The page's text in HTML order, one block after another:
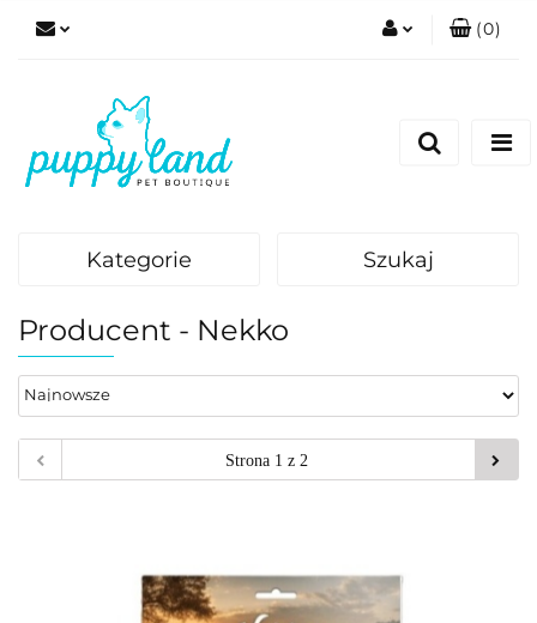
(0)
Kategorie Szukaj
Producent - Nekko